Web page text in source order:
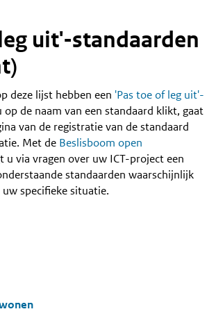
uit'-standaarden
deze lijst hebben een 'Pas toe of leg uit'-
op de naam van een standaard klikt, gaat
van de registratie van de standaard
Met de Beslisboom open
u via vragen over uw ICT-project een
standaarden waarschijnlijk
specifieke situatie.